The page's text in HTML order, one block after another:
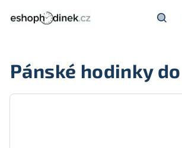
Pánské hodinky